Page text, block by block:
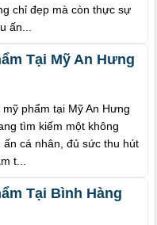
chỉ đẹp mà còn thực sự
ấn...
Tại Mỹ An Hưng
phẩm tại Mỹ An Hưng
tìm kiếm một không
ấn cá nhân, đủ sức thu hút
t...
Tại Bình Hàng